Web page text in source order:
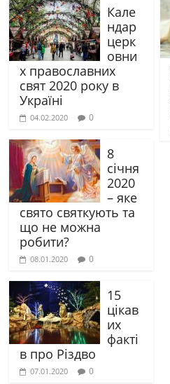
Кале
ндар
церк
овни
х православних
свят 2020 року в
Україні
04.02.2020 0
8
січня
2020
– яке
свято святкують та
що не можна
робити?
08.01.2020 0
15
цікав
их
факті
в про Різдво
07.01.2020 0